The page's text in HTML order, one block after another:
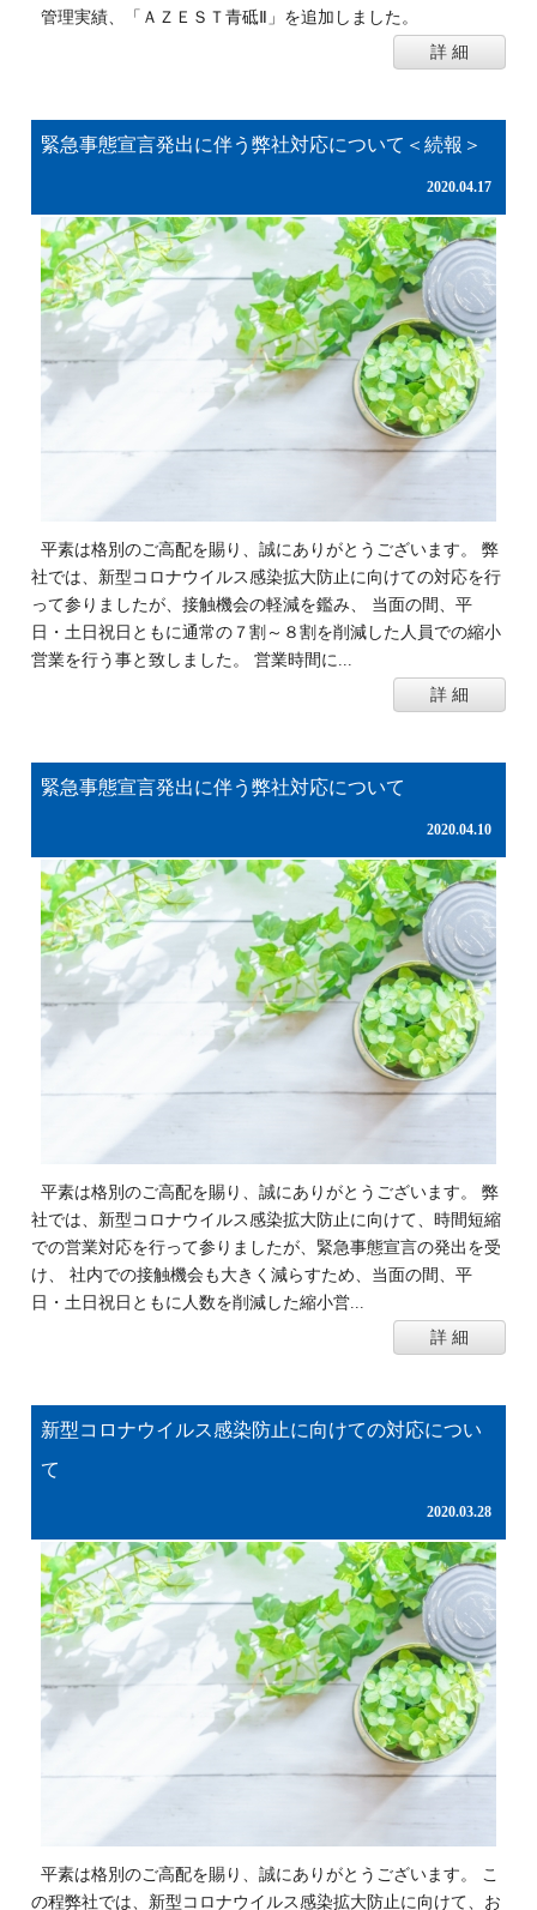
管理実績、「ＡＺＥＳＴ青砥Ⅱ」を追加しました。
詳 細
緊急事態宣言発出に伴う弊社対応について＜続報＞
2020.04.17
平素は格別のご高配を賜り、誠にありがとうございます。 弊
社では、新型コロナウイルス感染拡大防止に向けての対応を行
って参りましたが、接触機会の軽減を鑑み、 当面の間、平
日・土日祝日ともに通常の７割～８割を削減した人員での縮小
営業を行う事と致しました。 営業時間に...
詳 細
緊急事態宣言発出に伴う弊社対応について
2020.04.10
平素は格別のご高配を賜り、誠にありがとうございます。 弊
社では、新型コロナウイルス感染拡大防止に向けて、時間短縮
での営業対応を行って参りましたが、緊急事態宣言の発出を受
け、 社内での接触機会も大きく減らすため、当面の間、平
日・土日祝日ともに人数を削減した縮小営...
詳 細
新型コロナウイルス感染防止に向けての対応につい
て
2020.03.28
平素は格別のご高配を賜り、誠にありがとうございます。 こ
の程弊社では、新型コロナウイルス感染拡大防止に向けて、お